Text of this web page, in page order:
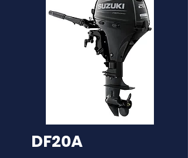
DF20A